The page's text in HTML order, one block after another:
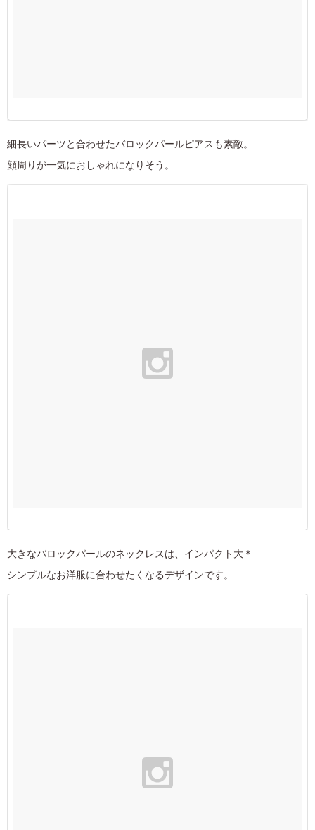
細長いパーツと合わせたバロックパールピアスも素敵。
顔周りが一気におしゃれになりそう。
大きなバロックパールのネックレスは、インパクト大＊
シンプルなお洋服に合わせたくなるデザインです。